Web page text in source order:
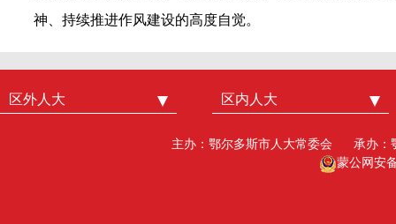
神、持续推进作风建设的高度自觉。
区外人大
中国人大
区内人大
内蒙古人大
包头人大
主办：鄂尔多斯市人大常委会
承办：
蒙公网安